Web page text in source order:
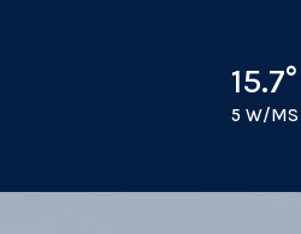
15.7°
5 W/MS